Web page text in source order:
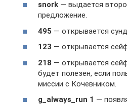
snork — выдается
предложение.
495 — открывается
123 — открывается
218 — открывается
будет полезен, если
миссии с Кочевником.
g_always_run 1 —